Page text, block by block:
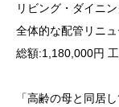
リビング・ダイニ
全体的な配管リニ
総額:1,180,000円
「高齢の母と同居